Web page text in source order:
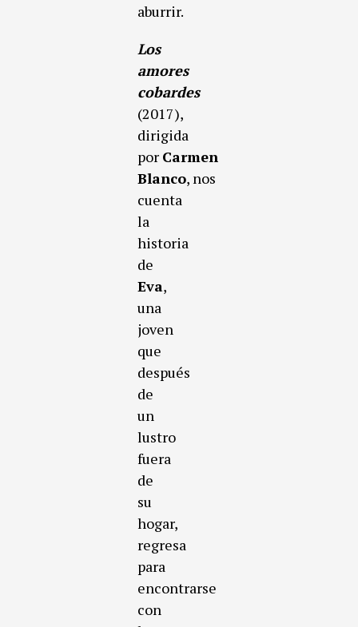
aburrir.
Los
amores
cobardes
(2017),
dirigida
por Carmen
Blanco, nos
cuenta
la
historia
de
Eva,
una
joven
que
después
de
un
lustro
fuera
de
su
hogar,
regresa
para
encontrarse
con